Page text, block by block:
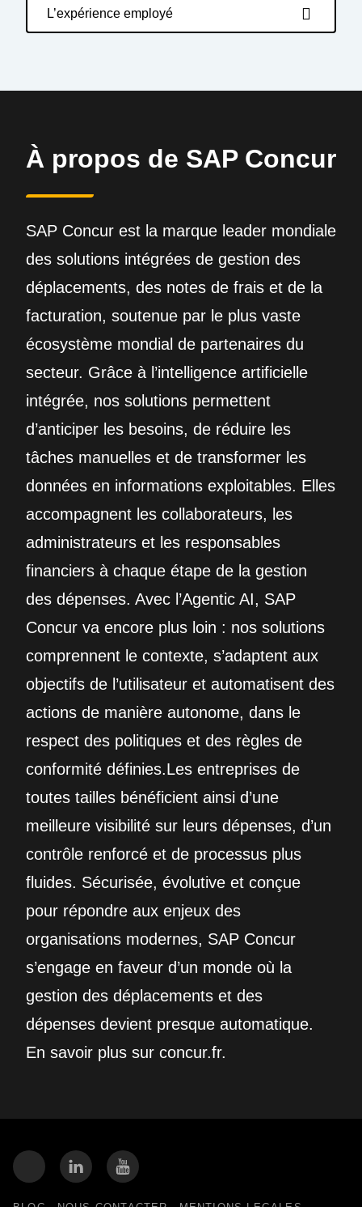
L’expérience employé
À propos de SAP Concur
SAP Concur est la marque leader mondiale
des solutions intégrées de gestion des
déplacements, des notes de frais et de la
facturation, soutenue par le plus vaste
écosystème mondial de partenaires du
secteur. Grâce à l’intelligence artificielle
intégrée, nos solutions permettent
d’anticiper les besoins, de réduire les
tâches manuelles et de transformer les
données en informations exploitables. Elles
accompagnent les collaborateurs, les
administrateurs et les responsables
financiers à chaque étape de la gestion
des dépenses. Avec l’Agentic AI, SAP
Concur va encore plus loin : nos solutions
comprennent le contexte, s’adaptent aux
objectifs de l’utilisateur et automatisent des
actions de manière autonome, dans le
respect des politiques et des règles de
conformité définies.Les entreprises de
toutes tailles bénéficient ainsi d’une
meilleure visibilité sur leurs dépenses, d’un
contrôle renforcé et de processus plus
fluides. Sécurisée, évolutive et conçue
pour répondre aux enjeux des
organisations modernes, SAP Concur
s’engage en faveur d’un monde où la
gestion des déplacements et des
dépenses devient presque automatique.
En savoir plus sur concur.fr.